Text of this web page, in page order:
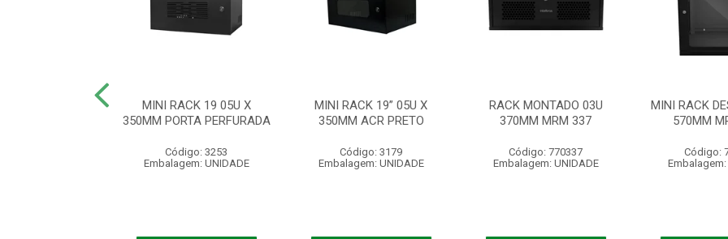
MINI RACK 19 05U X
350MM PORTA PERFURADA
Código: 3253
Embalagem: UNIDADE
MINI RACK 19” 05U X
350MM ACR PRETO
Código: 3179
Embalagem: UNIDADE
RACK MONTADO 03U
370MM MRM 337
Código: 770337
Embalagem: UNIDADE
MINI RACK
570MM
Código:
Embalagem: